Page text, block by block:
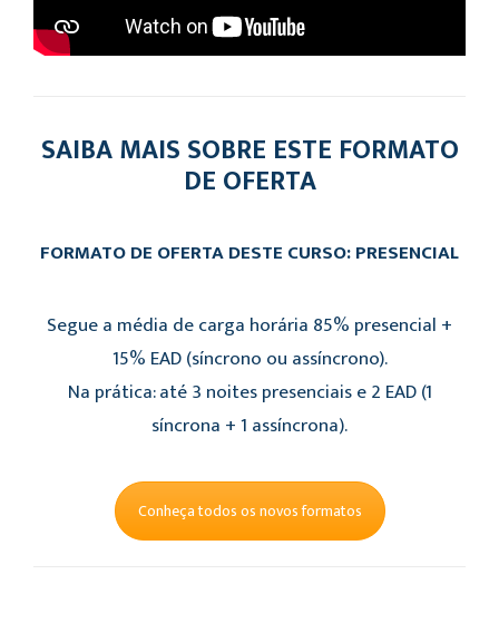
SAIBA MAIS SOBRE ESTE FORMATO
DE OFERTA
FORMATO DE OFERTA DESTE CURSO: PRESENCIAL
Segue a média de carga horária 85% presencial +
15% EAD (síncrono ou assíncrono).
Na prática: até 3 noites presenciais e 2 EAD (1
síncrona + 1 assíncrona).
Conheça todos os novos formatos